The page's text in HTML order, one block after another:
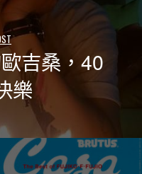
吉桑，40
樂